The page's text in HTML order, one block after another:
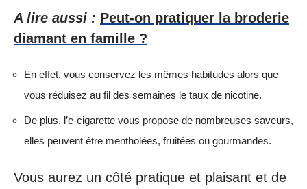
A lire aussi : Peut-on pratiquer la broderie
diamant en famille ?
En effet, vous conservez les mêmes habitudes alors que
vous réduisez au fil des semaines le taux de nicotine.
De plus, l’e-cigarette vous propose de nombreuses saveurs,
elles peuvent être mentholées, fruitées ou gourmandes.
Vous aurez un côté pratique et plaisant et de